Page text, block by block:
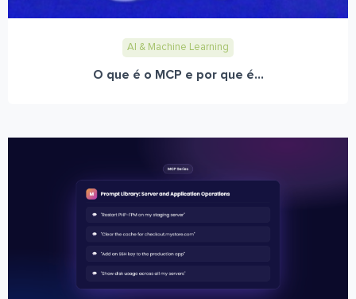
AI & Machine Learning
O que é o MCP e por que é...